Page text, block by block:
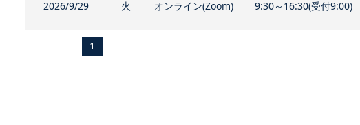
2026/9/29 火 オンライン(Zoom) 9:30～16:30(受付9:00)
1